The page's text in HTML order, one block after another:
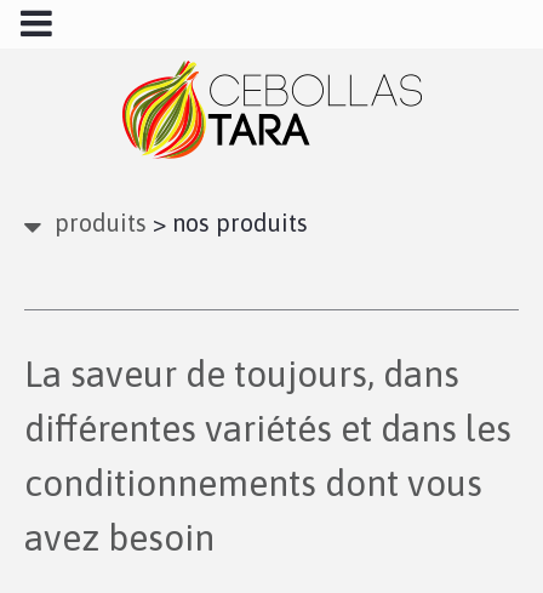
produits > nos produits
La saveur de toujours, dans
différentes variétés et dans les
conditionnements dont vous
avez besoin